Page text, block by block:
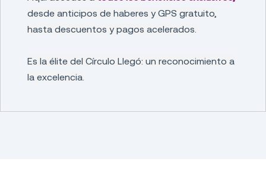
desde anticipos de haberes y GPS gratuito,
hasta descuentos y pagos acelerados.
Es la élite del Círculo Llegó: un reconocimiento a
la excelencia.